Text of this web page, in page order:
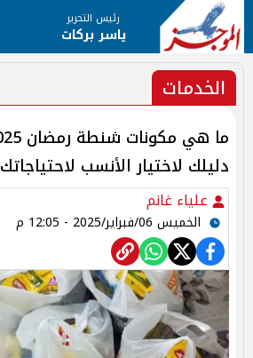
رئيس التحرير
ياسر بركات
الخدمات
دليلك لاختيار الأنسب لاحتياجاتك
علياء غانم
الخميس 06/فبراير/2025 - 12:05 م